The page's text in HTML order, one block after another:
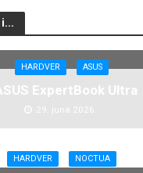
HARDVER ASUS
ExpertBook Ultra
29. juna 2026.
HARDVER NOCTUA